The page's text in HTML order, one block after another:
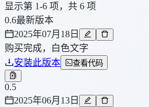
显示第 1-6 项，共 6 项
0.6最新版本
2025年07月18日
购买完成，白色文字
安装此版本 查看代码
0.5
2025年06月13日